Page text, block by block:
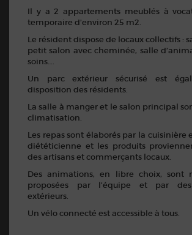
Il y a 2 appartements meublés à
temporaire d’environ 25 m2.
Le résident dispose de locaux collectifs :
petit salon avec cheminée, salle
soins….
Un parc extérieur sécurisé est
disposition des résidents.
La salle à manger et le salon principal
climatisation.
Les repas sont élaborés par la cuisinière
diététicienne et les produits
des artisans et commerçants locaux.
Des animations, en libre choix, sont
proposées par l’équipe et par des
extérieurs.
Un vélo connecté est accessible à tous.